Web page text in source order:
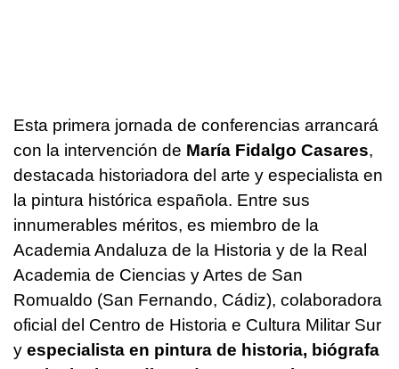
Esta primera jornada de conferencias arrancará
con la intervención de María Fidalgo Casares,
destacada historiadora del arte y especialista en
la pintura histórica española. Entre sus
innumerables méritos, es miembro de la
Academia Andaluza de la Historia y de la Real
Academia de Ciencias y Artes de San
Romualdo (San Fernando, Cádiz), colaboradora
oficial del Centro de Historia e Cultura Militar Sur
y especialista en pintura de historia, biógrafa